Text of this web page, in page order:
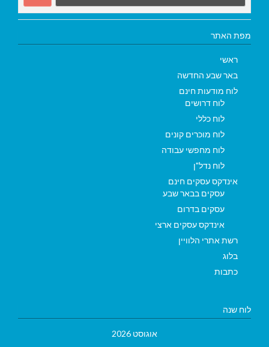
מפת האתר
ראשי
באר שבע החדשה
לוח מודעות חינם
לוח דרושים
לוח כללי
לוח מוכרים קונים
לוח מחפשי עבודה
לוח נדל"ן
אינדקס עסקים חינם
עסקים בבאר שבע
עסקים בדרום
אינדקס עסקים ארצי
רשת אתרי הלוויין
בלוג
כתבות
לוח שנה
אוגוסט 2026